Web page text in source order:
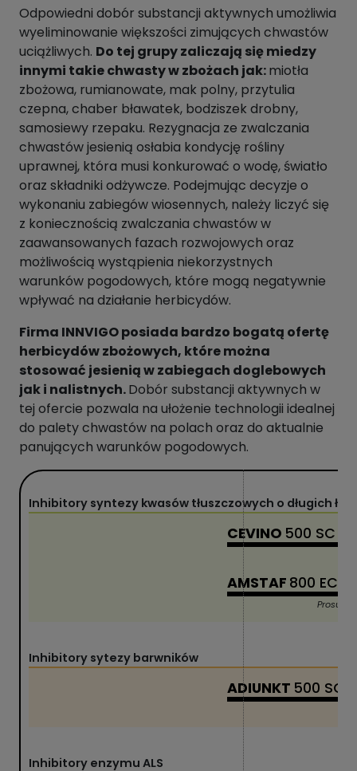
Odpowiedni dobór substancji aktywnych umożliwia
wyeliminowanie większości zimujących chwastów
uciążliwych. Do tej grupy zaliczają się miedzy
innymi takie chwasty w zbożach jak:miotła
zbożowa, rumianowate, mak polny, przytulia
czepna, chaber bławatek, bodziszek drobny,
samosiewy rzepaku. Rezygnacja ze zwalczania
chwastów jesienią osłabia kondycję rośliny
uprawnej, która musi konkurować o wodę, światło
oraz składniki odżywcze. Podejmując decyzje o
wykonaniu zabiegów wiosennych, należy liczyć się
z koniecznością zwalczania chwastów w
zaawansowanych fazach rozwojowych oraz
możliwością wystąpienia niekorzystnych
warunków pogodowych, które mogą negatywnie
wpływać na działanie herbicydów.
Firma INNVIGO posiada bardzo bogatą ofertę
herbicydów zbożowych, które można
stosować jesienią w zabiegach doglebowych
jak i nalistnych.Dobór substancji aktywnych w
tej ofercie pozwala na ułożenie technologii idealnej
do palety chwastów na polach oraz do aktualnie
panujących warunków pogodowych.
Inhibitory syntezy kwasów tłuszczowych o długich
CEVINO 500 SC
AMSTAF 800 EC
Inhibitory sytezy barwników
ADIUNKT 500 SC
Inhibitory enzymu ALS